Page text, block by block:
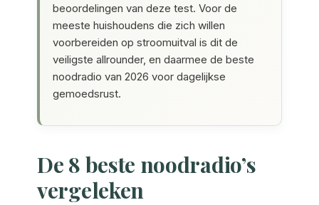
beoordelingen van deze test. Voor de
meeste huishoudens die zich willen
voorbereiden op stroomuitval is dit de
veiligste allrounder, en daarmee de beste
noodradio van 2026 voor dagelijkse
gemoedsrust.
De 8 beste noodradio’s
vergeleken